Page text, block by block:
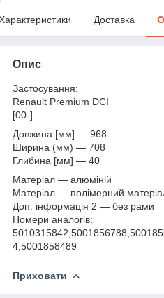
Доставка
Опис
Застосування:
Renault Premium DCI
[00-]
Довжина [мм] — 968
Ширина (мм) — 708
Глибина [мм] — 40
Матеріал — алюміній
Матеріал — полімерний
Доп. інформація 2 — без рами
Номери аналогів:
4,5001858489
Приховати